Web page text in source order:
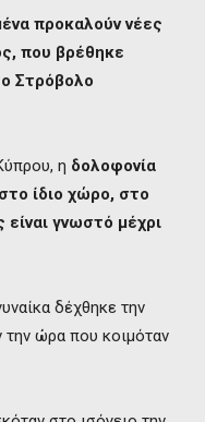
προκαλούν νέες
που βρέθηκε
Στρόβολο
η δολοφονία
ίδιο χώρο, στο
γνωστό μέχρι
δέχθηκε την
ώρα που κοιμόταν